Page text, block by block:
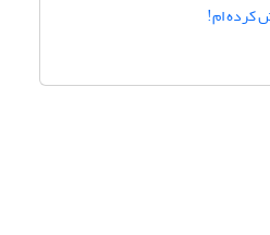
کرده ام!